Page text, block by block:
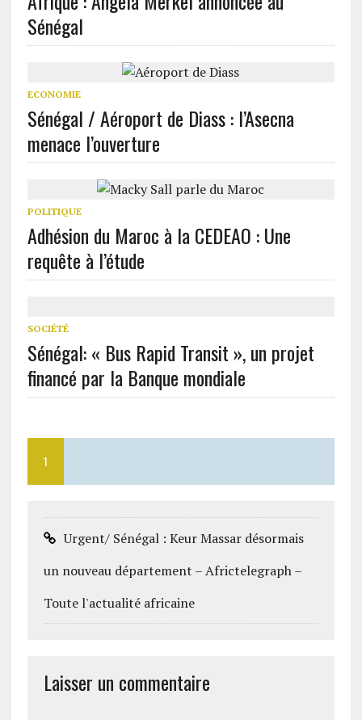
Sénégal
ECONOMIE
Sénégal / Aéroport de Diass : l’Asecna
menace l’ouverture
POLITIQUE
Adhésion du Maroc à la CEDEAO : Une
requête à l’étude
SOCIÉTÉ
Sénégal: « Bus Rapid Transit », un projet
financé par la Banque mondiale
1
Urgent/ Sénégal : Keur Massar désormais
un nouveau département – Africtelegraph –
Toute l'actualité africaine
Laisser un commentaire